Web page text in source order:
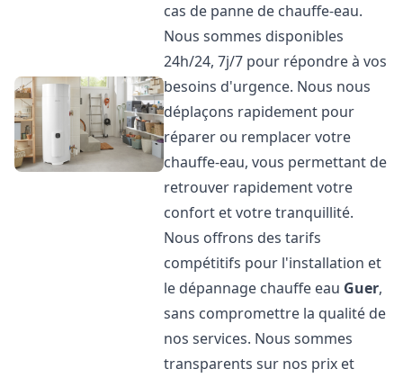
cas de panne de chauffe-eau.
Nous sommes disponibles
24h/24, 7j/7 pour répondre à vos
besoins d'urgence. Nous nous
déplaçons rapidement pour
réparer ou remplacer votre
chauffe-eau, vous permettant de
retrouver rapidement votre
confort et votre tranquillité.
Nous offrons des tarifs
compétitifs pour l'installation et
le dépannage chauffe eau Guer,
sans compromettre la qualité de
nos services. Nous sommes
transparents sur nos prix et